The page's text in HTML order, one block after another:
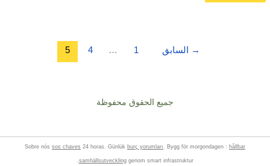
→ السابق 1
…
4
5
جميع الحقوق محفوظة
Sobre nós sos chaves 24 horas. Günlük burç yorumları. Bygg för morgondagen : hållbar
samhällsutvecklinggenom smart infrastruktur.